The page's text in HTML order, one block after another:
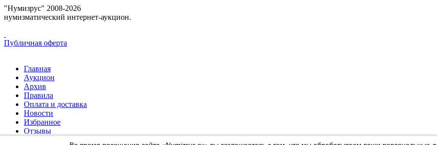
"Нумизрус" 2008-2026
нумизматический интернет-аукцион.
Публичная оферта
Главная
Аукцион
Архив
Правила
Оплата и доставка
Новости
Избранное
Отзывы